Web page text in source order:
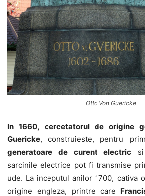
Otto Von Guericke
In 1660, cercetatorul de origine
Guericke, construieste, pentru
generatoare de curent electric si
sarcinile electrice pot fi transmise
ude. La inceputul anilor 1700, cativa
origine engleza, printre care